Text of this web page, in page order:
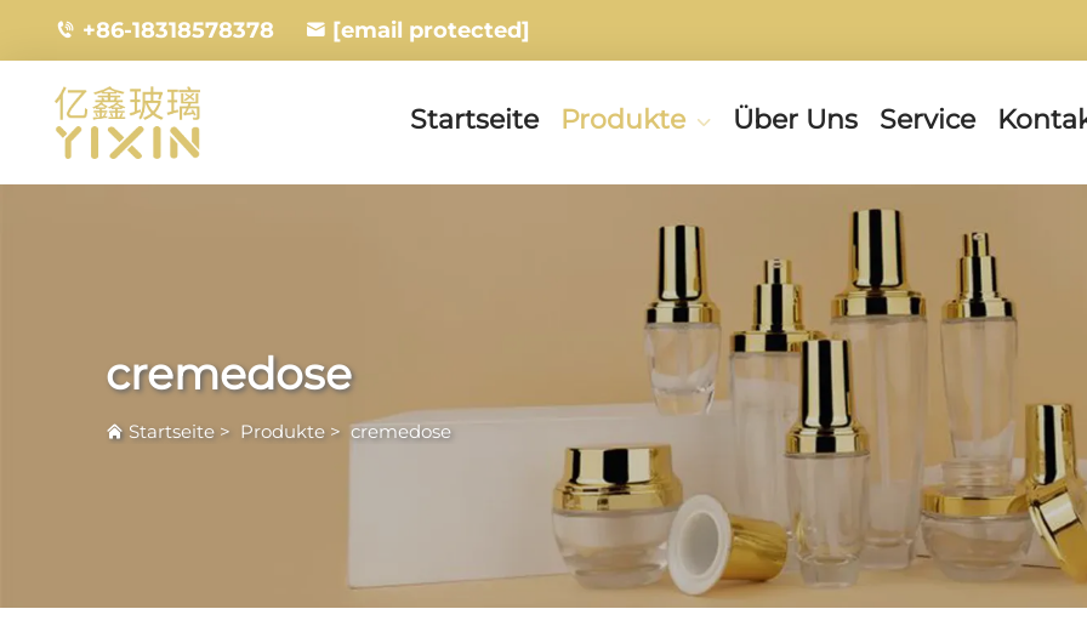
+86-18318578378 [email protected]
Startseite Produkte Über Uns Service
cremedose
Startseite > Produkte > cremedose